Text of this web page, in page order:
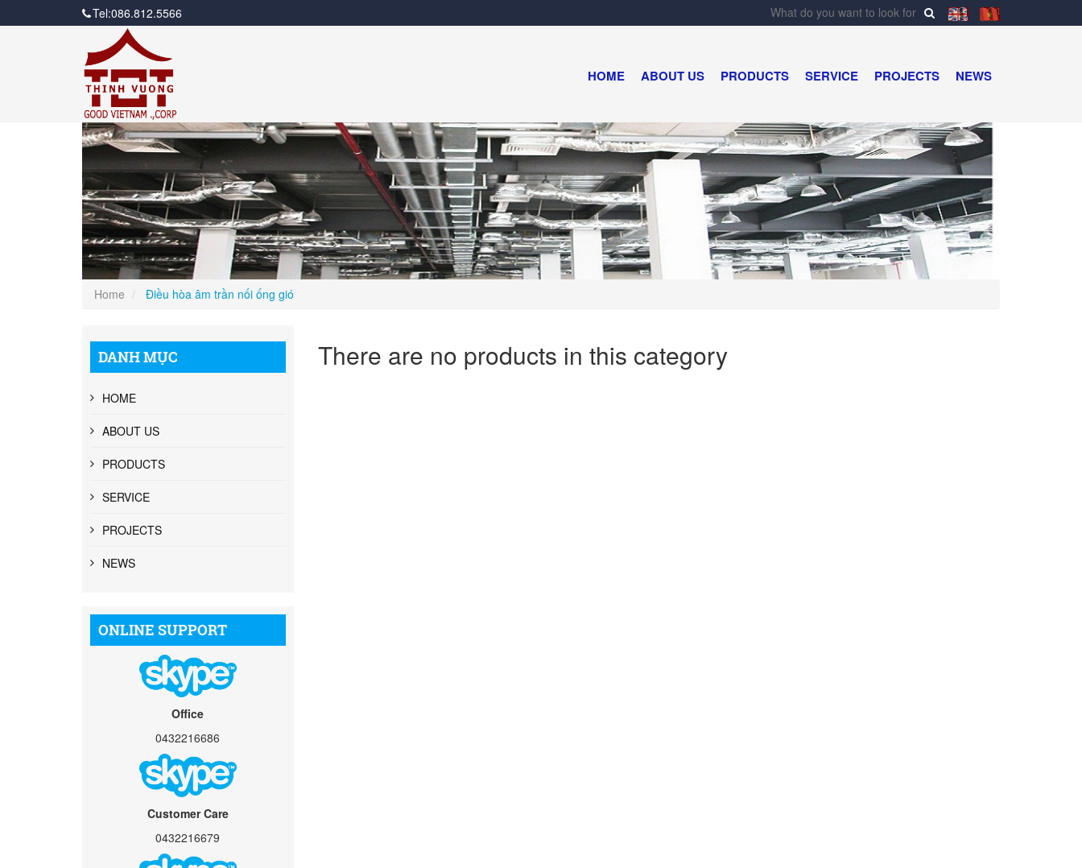
Tel:086.812.5566
HOME ABOUT US PRODUCTS SERVICE PROJECTS NEWS
Home Điều hòa âm trần nối ống gió
DANH MỤC
HOME
ABOUT US
PRODUCTS
SERVICE
PROJECTS
NEWS
ONLINE SUPPORT
Office
0432216686
Customer Care
0432216679
There are no products in this category